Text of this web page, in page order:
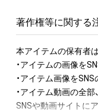
著作権等に関する
本アイテムの保有者
・アイテムの画像を
・アイテム画像を
・アイテム動画の全
SNSや動画サイトに